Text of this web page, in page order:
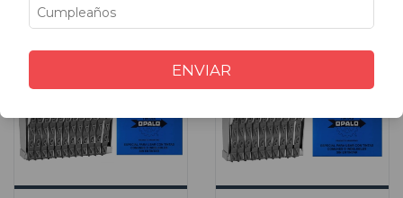
OFF
OFF
ENVIAR